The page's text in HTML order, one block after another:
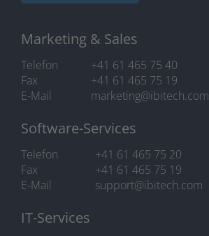
Marketing & Sales
Telefon
+41 61 465 75 40
Fax
+41 61 465 75 19
E-Mail
marketing@ibitech.com
Software-Services
Telefon
+41 61 465 75 20
Fax
+41 61 465 75 19
E-Mail
support@ibitech.com
IT-Services